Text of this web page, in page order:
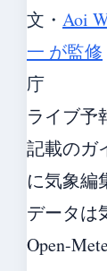
文・ Aoi
一 が監修
庁
ライブ予
記載のガ
に気象編
データは
Open-